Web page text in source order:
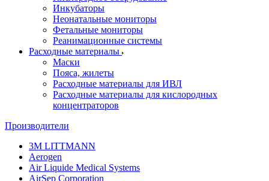
Инкубаторы
Неонатальные мониторы
Фетальные мониторы
Реанимационные системы
Расходные материалы
Маски
Пояса, жилеты
Расходные материалы для ИВЛ
Расходные материалы для кислородных
концентраторов
Производители
3M LITTMANN
Aerogen
Air Liquide Medical Systems
AirSep Corporation